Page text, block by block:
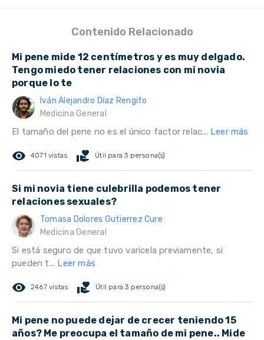
Contenido Relacionado
Mi pene mide 12 centímetros y es muy delgado.
Tengo miedo tener relaciones con mi novia
porque lo te
Iván Alejandro Díaz Rengifo
Medicina General
El tamaño del pene no es el único factor relac... Leer más
remove_red_eye 4071 vistas volunteer_activism Útil para 3 persona(s)
Si mi novia tiene culebrilla podemos tener
relaciones sexuales?
Tomasa Dolores Gutierrez Cure
Medicina General
Si está seguro de que tuvo varicela previamente, si
pueden t... Leer más
remove_red_eye 2467 vistas volunteer_activism Útil para 3 persona(s)
Mi pene no puede dejar de crecer teniendo 15
años? Me preocupa el tamaño de mi pene.. Mide